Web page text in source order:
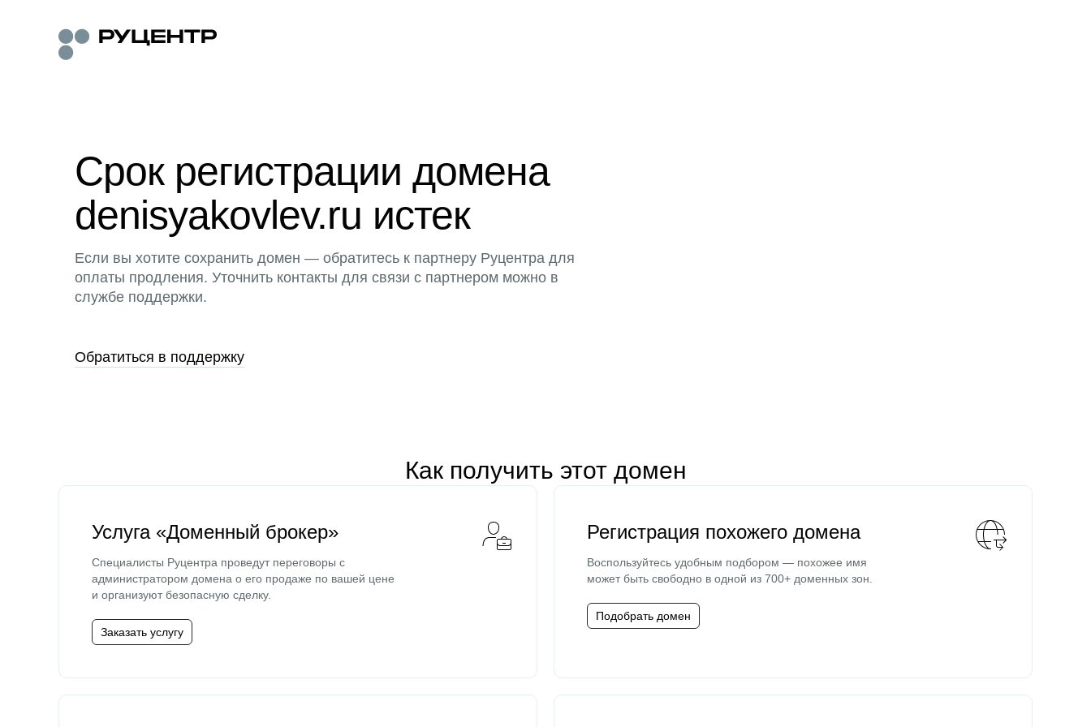
Срок регистрации домена
denisyakovlev.ru истек
Если вы хотите сохранить домен — обратитесь к партнеру Руцентра для
оплаты продления. Уточнить контакты для связи с партнером можно в
службе поддержки.
Обратиться в поддержку
Как получить этот домен
Услуга «Доменный брокер»
Специалисты Руцентра проведут переговоры с
администратором домена о его продаже по вашей цене
и организуют безопасную сделку.
Заказать услугу
Регистрация похожего домена
Воспользуйтесь удобным подбором — похожее имя
может быть свободно в одной из 700+ доменных зон.
Подобрать домен